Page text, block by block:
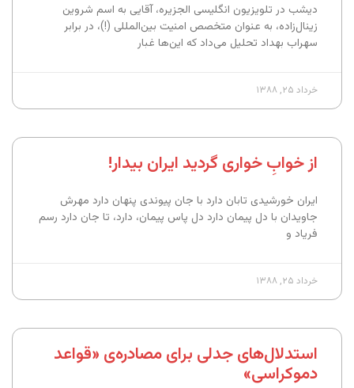
دیشب در تلویزیون انگلیسی الجزیره، آقایی به اسم شروین
زینال‌زاده، به عنوان متخصص امنیت بین‌المللی (!)، در برابر
سهراب بهداد تحلیل می‌داد که این‌ها غبار
خرداد ۲۵, ۱۳۸۸
از خوابِ خواری گردید ایران بیدار!
ایران خورشیدی تابان دارد با جان پیوندی پنهان دارد مهرش
جاویدان با دل پیمان دارد دل پاس پیمان، دارد، تا جان دارد رسم
فریاد و
خرداد ۲۵, ۱۳۸۸
استدلال‌های جدلی برای مصادره‌ی «قواعد
دموکراسی»